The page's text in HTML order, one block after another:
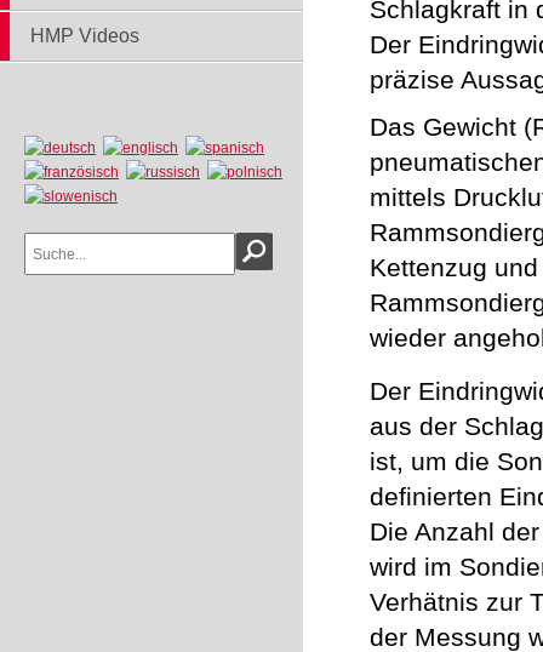
HMP Videos
Schlagkraft in
Der
präzise
Das Gewicht
mittels
Kettenzug
wieder
Der
aus der
ist, um die
definierten
Die Anzahl
wird im
Verhätnis zur
der Messung